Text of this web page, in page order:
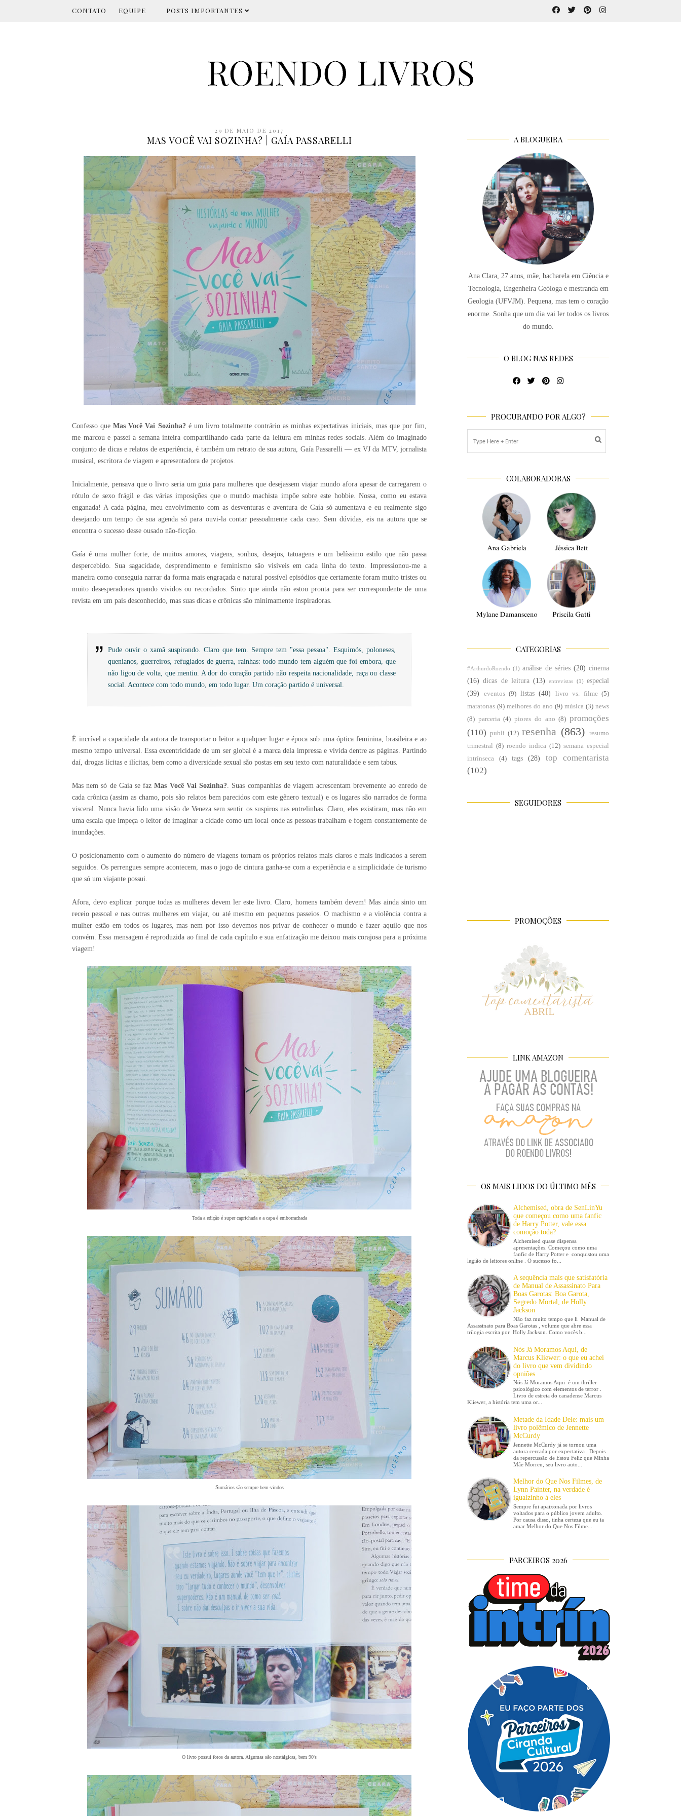
CONTATO EQUIPE POSTS IMPORTANTES
29 DE MAIO DE 2017
MAS VOCÊ VAI SOZINHA? | GAÍA PASSARELLI
Confesso queMas Você Vai Sozinha? é um livro totalmente contrário as minhas expectativas iniciais, mas que por fim,
me marcou e passei a semana inteira compartilhando cada parte da leitura em minhas redes sociais. Além do imaginado
conjunto de dicas e relatos de experiência, é também um retrato de sua autora, Gaía Passarelli — ex VJ da MTV, jornalista
musical, escritora de viagem e apresentadora de projetos.
Inicialmente, pensava que o livro seria um guia para mulheres que desejassem viajar mundo afora apesar de carregarem o
rótulo de sexo frágil e das várias imposições que o mundo machista impõe sobre este hobbie. Nossa, como eu estava
enganada! A cada página, meu envolvimento com as desventuras e aventura de Gaía só aumentava e eu realmente sigo
desejando um tempo de sua agenda só para ouvi-la contar pessoalmente cada caso. Sem dúvidas, eis na autora que se
encontra o sucesso desse ousado não-ficção.
Gaía é uma mulher forte, de muitos amores, viagens, sonhos, desejos, tatuagens e um belíssimo estilo que não passa
despercebido. Sua sagacidade, desprendimento e feminismo são visíveis em cada linha do texto. Impressionou-me a
maneira como conseguia narrar da forma mais engraçada e natural possível episódios que certamente foram muito tristes ou
muito desesperadores quando vividos ou recordados. Sinto que ainda não estou pronta para ser correspondente de uma
revista em um país desconhecido, mas suas dicas e crônicas são minimamente inspiradoras.
Pude ouvir o xamã suspirando. Claro que tem. Sempre tem "essa pessoa". Esquimós, poloneses,
quenianos, guerreiros, refugiados de guerra, rainhas: todo mundo tem alguém que foi embora, que
não ligou de volta, que mentiu. A dor do coração partido não respeita nacionalidade, raça ou classe
social. Acontece com todo mundo, em todo lugar. Um coração partido é universal.
É incrível a capacidade da autora de transportar o leitor a qualquer lugar e época sob uma óptica feminina, brasileira e ao
mesmo tempo universal. Essa excentricidade de um ser global é a marca dela impressa e vívida dentre as páginas. Partindo
daí, drogas lícitas e ilícitas, bem como a diversidade sexual são postas em seu texto com naturalidade e sem tabus.
Mas nem só de Gaía se fazMas Você Vai Sozinha?
Suas companhias de viagem acrescentam brevemente ao enredo de
cada crônica (assim as chamo, pois são relatos bem parecidos com este gênero textual) e os lugares são narrados de forma
visceral. Nunca havia lido uma visão de Veneza sem sentir os suspiros nas entrelinhas. Claro, eles existiram, mas não em
uma escala que impeça o leitor de imaginar a cidade como um local onde as pessoas trabalham e fogem constantemente de
inundações.
O posicionamento com o aumento do número de viagens tornam os próprios relatos mais claros e mais indicados a serem
seguidos. Os perrengues sempre acontecem, mas o jogo de cintura ganha-se com a experiência e a simplicidade de turismo
que só um viajante possui.
Afora, devo explicar porque todas as mulheres devem ler este livro. Claro, homens também devem! Mas ainda sinto um
receio pessoal e nas outras mulheres em viajar, ou até mesmo em pequenos passeios. O machismo e a violência contra a
mulher estão em todos os lugares, mas nem por isso devemos nos privar de conhecer o mundo e fazer aquilo que nos
convém. Essa mensagem é reproduzida ao final de cada capítulo e sua enfatização me deixou mais corajosa para a próxima
viagem!
Toda a edição é super caprichada e a capa é emborrachada
Sumários são sempre bem-vindos
O livro possui fotos da autora. Algumas são nostálgicas, bem 90's
A BLOGUEIRA
Ana Clara, 27 anos, mãe, bacharela em Ciência e
Tecnologia, Engenheira Geóloga e mestranda em
Geologia (UFVJM). Pequena, mas tem o coração
enorme. Sonha que um dia vai ler todos os livros
do mundo.
O BLOG NAS REDES
PROCURANDO POR ALGO?
COLABORADORAS
CATEGORIAS
#ArthurdoRoendo (1) análise de séries (20) cinema
(16) dicas de leitura (13) entrevistas (1) especial
(39)
eventos (9) listas (40) livro vs. filme (5)
maratonas (9) melhores do ano (9) música (3) news
(8) parceria (4) piores do ano (8) promoções
(110) publi (12) resenha (863)
resumo
trimestral (8) roendo indica (12) semana especial
intrínseca
(4) tags (28)
top comentarista
(102)
SEGUIDORES
PROMOÇÕES
LINK AMAZON
OS MAIS LIDOS DO ÚLTIMO MÊS
Alchemised, obra de SenLinYu
que começou como uma fanfic
de Harry Potter, vale essa
comoção toda?
Alchemised quase dispensa
apresentações. Começou como uma
fanfic de Harry Potter e conquistou uma
legião de leitores online . O sucesso fo...
A sequência mais que satisfatória
de Manual de Assassinato Para
Boas Garotas: Boa Garota,
Segredo Mortal, de Holly
Jackson
Não faz muito tempo que li Manual de
Assassinato para Boas Garotas , volume que abre essa
trilogia escrita por Holly Jackson. Como vocês b...
Nós Já Moramos Aqui, de
Marcus Kliewer: o que eu achei
do livro que vem dividindo
opniões
Nós Já Moramos Aqui é um thriller
psicológico com elementos de terror .
Livro de estreia do canadense Marcus
Kliewer, a história tem uma or...
Metade da Idade Dele: mais um
livro polêmico de Jennette
McCurdy
Jennette McCurdy já se tornou uma
autora cercada por expectativa . Depois
da repercussão de Estou Feliz que Minha
Mãe Morreu, seu livro auto...
Melhor do Que Nos Filmes, de
Lynn Painter, na verdade é
igualzinho à eles
Sempre fui apaixonada por livros
voltados para o público jovem adulto.
Por causa disso, tinha certeza que eu ia
amar Melhor do Que Nos Filme...
PARCEIROS 2026